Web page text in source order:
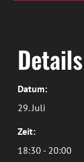
Details
Datum:
29. Juli
Zeit:
18:30 - 20:00